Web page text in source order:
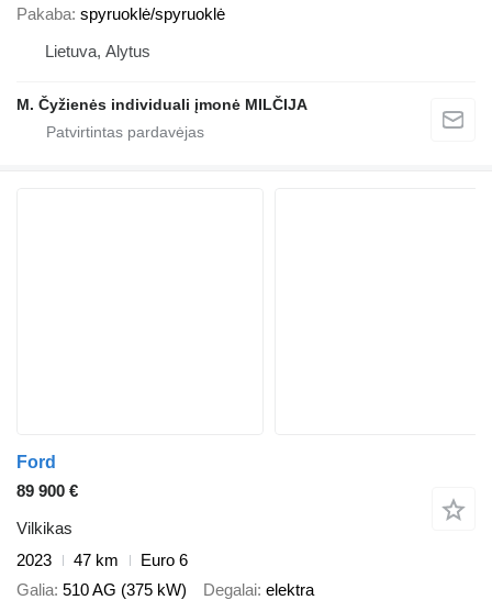
Pakaba spyruoklė/spyruoklė
Lietuva, Alytus
M. Čyžienės individuali įmonė MILČIJA
Ford
89 900 €
Vilkikas
2023
47 km
Euro 6
Galia 510 AG (375 kW) Degalai elektra